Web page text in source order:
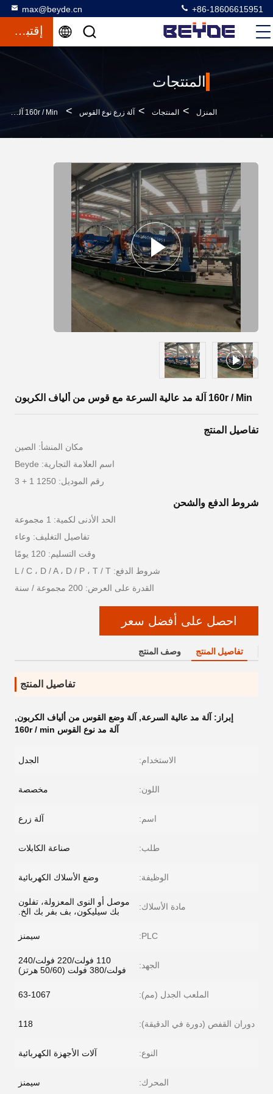
max@beyde.cn +86-18606615951
إقتباس
المنتجات
المنزل > المنتجات > آلة زرع نوع القوس > 160r / Min آلة مد عالية السرعة مع قوس من ألياف الكربون
160r / Min آلة مد عالية السرعة مع قوس من ألياف الكربون
تفاصيل المنتج
مكان المنشأ: الصين
اسم العلامة التجارية: Beyde
رقم الموديل: 1250 1 + 3
شروط الدفع والشحن
الحد الأدنى لكمية: 1 مجموعة
تفاصيل التغليف: وعاء
وقت التسليم: 120 يومًا
شروط الدفع: L / C ، D / A ، D / P ، T / T
القدرة على العرض: 200 مجموعة / سنة
احصل على أفضل سعر
تفاصيل المنتج وصف المنتج
تفاصيل المنتج
إبراز: آلة مد عالية السرعة, آلة وضع القوس من ألياف الكربون,
آلة مد نوع القوس 160r / min
الاستخدام: الجدل
اللون: مخصصة
اسم: آلة زرع
طلب: صناعة الكابلات
الوظيفة: وضع الأسلاك الكهربائية
مادة الأسلاك:
موصل أو النوى المعزولة، تفلون
بك سيليكون، بف بفر بك الخ.
PLC: سيمنز
الجهد:
110 فولت/220 فولت/240
فولت/380 فولت (50/60 هرتز)
الملعب الجدل (مم): 63-1067
دوران القفص (دورة في الدقيقة): 118
النوع: آلات الأجهزة الكهربائية
المحرك: سيمنز